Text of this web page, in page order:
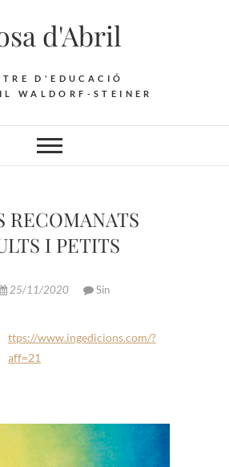
d'Abril
D'EDUCACIÓ
WALDORF-STEINER
RECOMANATS
I PETITS
25/11/2020
Sin
aff=21